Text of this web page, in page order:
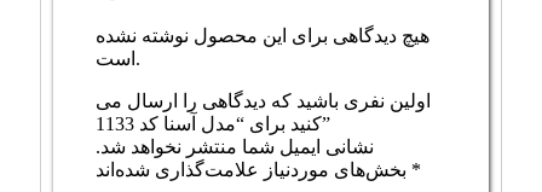
هیچ دیدگاهی برای این محصول نوشته نشده
است.
اولین نفری باشید که دیدگاهی را ارسال می
کنید برای “مدل آسنا کد 1133”
نشانی ایمیل شما منتشر نخواهد شد.
*